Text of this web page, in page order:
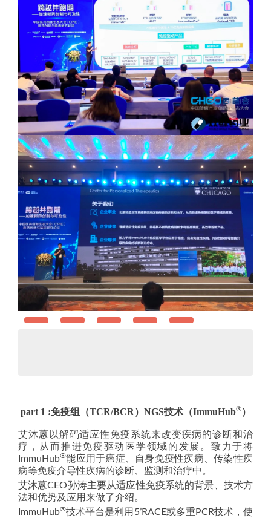
part 1 :免疫组（TCR/BCR）NGS技术（ImmuHub®）
艾沐蒽以解码适应性免疫系统来改变疾病的诊断和治
疗，从而推进免疫驱动医学领域的发展。致力于将
ImmuHub®能应用于癌症、自身免疫性疾病、传染性疾
病等免疫介导性疾病的诊断、监测和治疗中。
艾沐蒽CEO孙涛主要从适应性免疫系统的背景、技术方
法和优势及应用来做了介绍。
ImmuHub®技术平台是利用5’RACE或多重PCR技术，使